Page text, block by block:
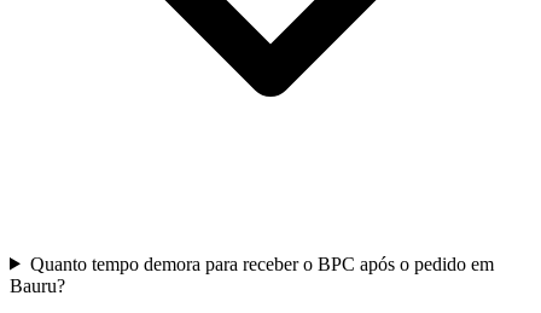
Quanto tempo demora para receber o BPC após o pedido em
Bauru?